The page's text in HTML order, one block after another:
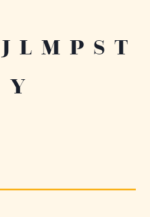
J L M P S T
Y